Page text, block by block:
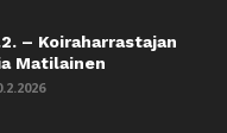
– Koiraharrastajan
Matilainen